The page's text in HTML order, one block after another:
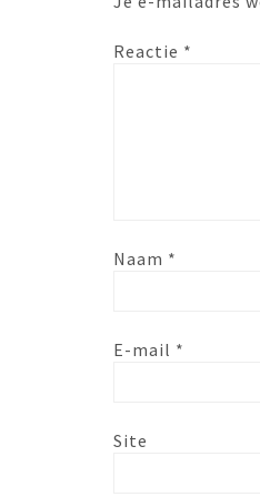
Reactie *
Naam *
E-mail *
Site